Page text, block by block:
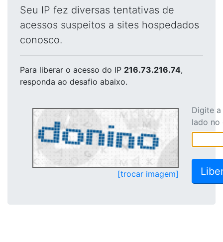
Seu IP fez diversas tentativas de
acessos suspeitos a sites hospedados
conosco.
Para liberar o acesso do IP 216.73.216.74,
responda ao desafio abaixo.
[trocar imagem]
Digite
lado no